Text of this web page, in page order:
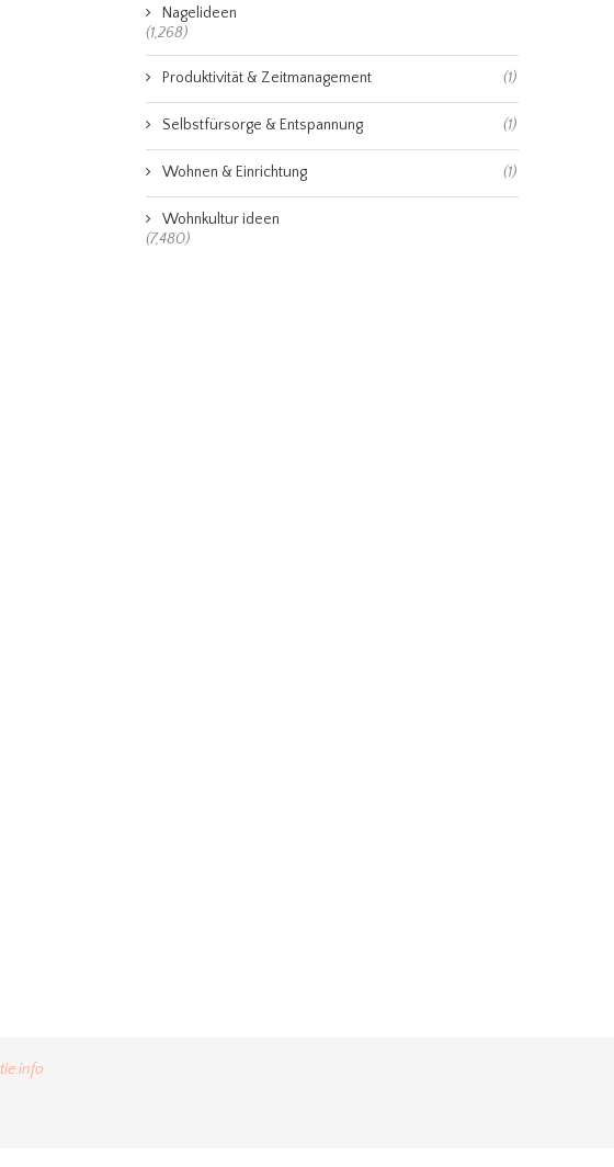
Nagelideen
(1,268)
Produktivität & Zeitmanagement (1)
Selbstfürsorge & Entspannung (1)
Wohnen & Einrichtung (1)
Wohnkultur ideen
(7,480)